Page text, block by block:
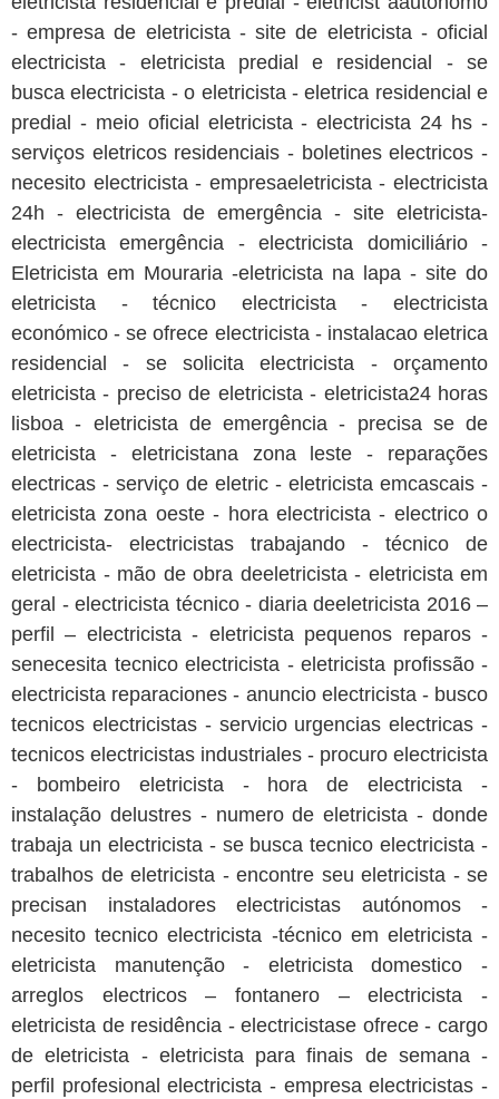
- empresa de eletricista - site de eletricista - oficial
electricista - eletricista predial e residencial - se
busca electricista - o eletricista - eletrica residencial e
predial - meio oficial eletricista - electricista 24 hs -
serviços eletricos residenciais - boletines electricos -
necesito electricista - empresaeletricista - electricista
24h - electricista de emergência - site eletricista-
electricista emergência - electricista domiciliário -
Eletricista em Mouraria -eletricista na lapa - site do
eletricista - técnico electricista - electricista
económico - se ofrece electricista - instalacao eletrica
residencial - se solicita electricista - orçamento
eletricista - preciso de eletricista - eletricista24 horas
lisboa - eletricista de emergência - precisa se de
eletricista - eletricistana zona leste - reparações
electricas - serviço de eletric - eletricista emcascais -
eletricista zona oeste - hora electricista - electrico o
electricista- electricistas trabajando - técnico de
eletricista - mão de obra deeletricista - eletricista em
geral - electricista técnico - diaria deeletricista 2016 –
perfil – electricista - eletricista pequenos reparos -
senecesita tecnico electricista - eletricista profissão -
electricista reparaciones - anuncio electricista - busco
tecnicos electricistas - servicio urgencias electricas -
tecnicos electricistas industriales - procuro electricista
- bombeiro eletricista - hora de electricista -
instalação delustres - numero de eletricista - donde
trabaja un electricista - se busca tecnico electricista -
trabalhos de eletricista - encontre seu eletricista - se
precisan instaladores electricistas autónomos -
necesito tecnico electricista -técnico em eletricista -
eletricista manutenção - eletricista domestico -
arreglos electricos – fontanero – electricista -
eletricista de residência - electricistase ofrece - cargo
de eletricista - eletricista para finais de semana -
perfil profesional electricista - empresa electricistas -